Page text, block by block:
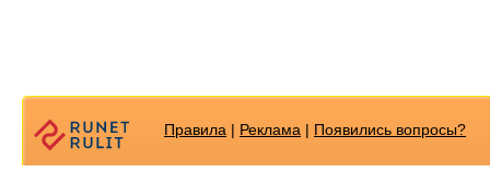
Правила | Реклама | Появилиcь вопросы?